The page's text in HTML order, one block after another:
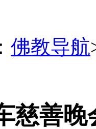
佛教导航
慈善